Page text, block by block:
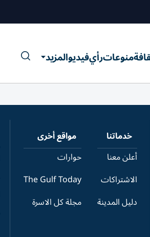
منوعاترأيفيديوالمزيد
خدماتنا
أعلن معنا
الاشتراكات
دليل المدينة
مواقع أخرى
حوارات
The Gulf Today
مجلة كل الاسرة